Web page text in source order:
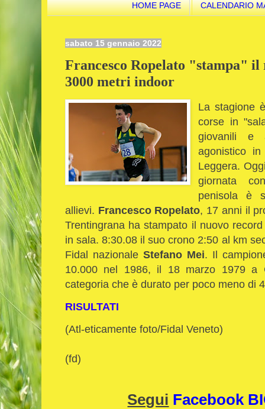
HOME PAGE CALENDARIO
sabato 15 gennaio 2022
Francesco Ropelato "stampa"
3000 metri indoor
La stagione
corse in
giovanili e
agonistico
Leggera.
giornata
penisola è
allievi. Francesco Ropelato, 17 anni il
Trentingrana ha stampato il nuovo
in sala. 8:30.08 il suo crono 2:50 al km
Fidal nazionale Stefano Mei. Il
10.000 nel 1986, il 18 marzo 1979 a
categoria che è durato per poco meno di
RISULTATI
(Atl-eticamente foto/Fidal Veneto)
(fd)
Segui Facebook